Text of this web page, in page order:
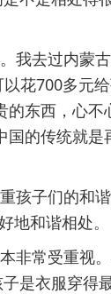
去过内蒙
花700多元
东西，心不
的传统就
子们的和
地和谐相处。
常受重视
是衣服穿得